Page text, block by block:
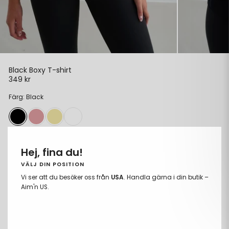
Black Boxy T-shirt
349 kr
Färg: Black
S
Hej, fina du!
VÄLJ DIN POSITION
Vi ser att du besöker oss från USA. Handla gärna i din butik –
Aim'n US.